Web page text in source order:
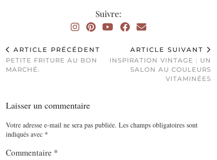
Suivre:
ARTICLE PRÉCÉDENT
PETITE FRITURE AU BON
MARCHÉ.
ARTICLE SUIVANT
INSPIRATION VINTAGE : UN
SALON AU COULEURS
VITAMINÉES
Laisser un commentaire
Votre adresse e-mail ne sera pas publiée. Les champs obligatoires sont
indiqués avec *
Commentaire *